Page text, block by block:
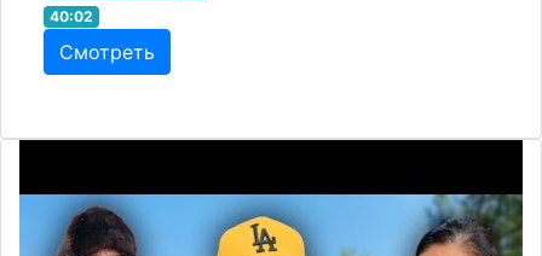
40:02
Смотреть